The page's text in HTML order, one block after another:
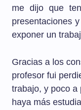
me dijo que
presentaciones
exponer un
Gracias a los
profesor fui
trabajo, y poco a
haya más